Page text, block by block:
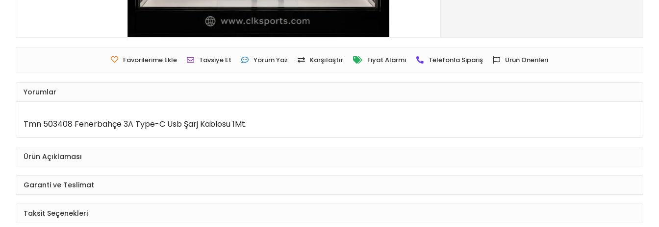
Favorilerime Ekle Tavsiye Et Yorum Yaz Karşılaştır Fiyat Alarmı Telefonla Sipariş Ürün Önerileri
Yorumlar
Tmn 503408 Fenerbahçe 3A Type-C Usb Şarj Kablosu 1Mt.
Ürün Açıklaması
Garanti ve Teslimat
Taksit Seçenekleri